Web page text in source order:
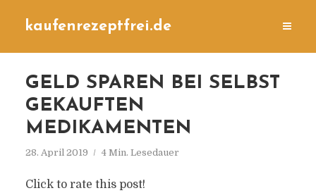
kaufenrezeptfrei.de
GELD SPAREN BEI SELBST
GEKAUFTEN
MEDIKAMENTEN
28. April 2019 4 Min. Lesedauer
Click to rate this post!